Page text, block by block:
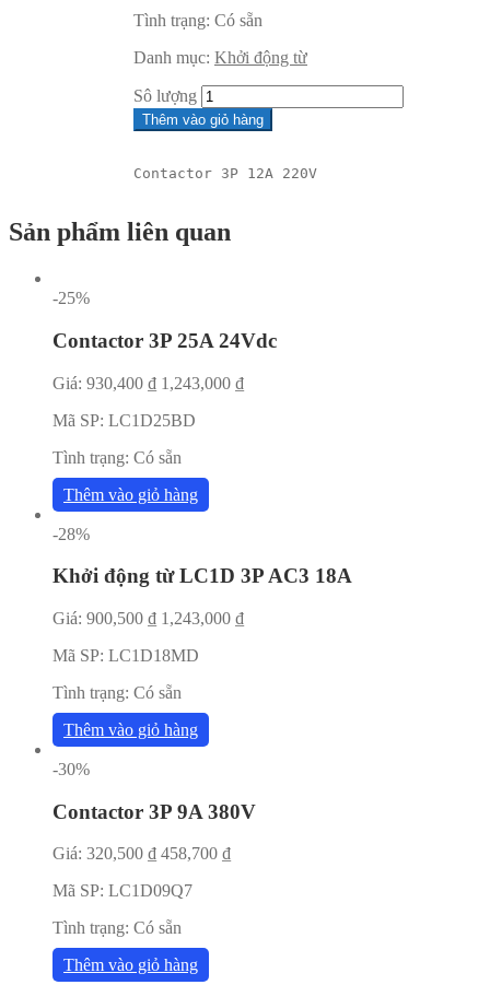
Tình trạng: Có sẵn
Danh mục: Khởi động từ
Sô lượng
Thêm vào giỏ hàng
Contactor 3P 12A 220V
Sản phẩm liên quan
-25%
Contactor 3P 25A 24Vdc
Giá: 930,400 ₫ 1,243,000 ₫
Mã SP: LC1D25BD
Tình trạng: Có sẵn
Thêm vào giỏ hàng
-28%
Khởi động từ LC1D 3P AC3 18A
Giá: 900,500 ₫ 1,243,000 ₫
Mã SP: LC1D18MD
Tình trạng: Có sẵn
Thêm vào giỏ hàng
-30%
Contactor 3P 9A 380V
Giá: 320,500 ₫ 458,700 ₫
Mã SP: LC1D09Q7
Tình trạng: Có sẵn
Thêm vào giỏ hàng